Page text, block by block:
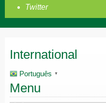
Twitter
International
Português ▼
Menu